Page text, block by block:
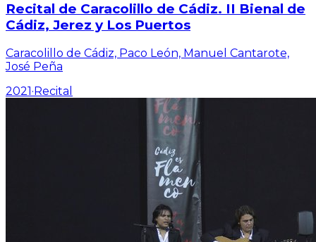
Recital de Caracolillo de Cádiz. II Bienal de
Cádiz, Jerez y Los Puertos
Caracolillo de Cádiz, Paco León, Manuel Cantarote,
José Peña
2021·Recital